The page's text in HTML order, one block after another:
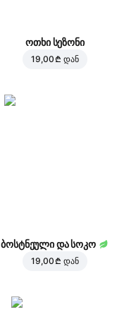
ოთხი სეზონი
19,00 ₾ დან
ბოსტნეული და სოკო
19,00 ₾ დან